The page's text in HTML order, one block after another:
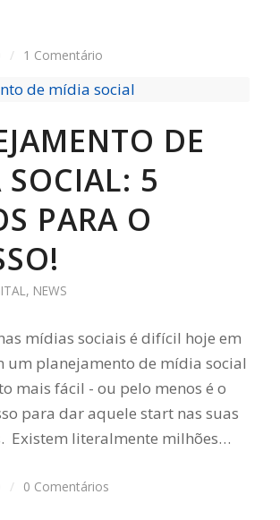
/ 1 Comentário
DE
5
PARA O
, NEWS
mídias sociais é difícil hoje em
um planejamento de mídia social
mais fácil - ou pelo menos é o
para dar aquele start nas suas
Existem literalmente milhões…
/ 0 Comentários